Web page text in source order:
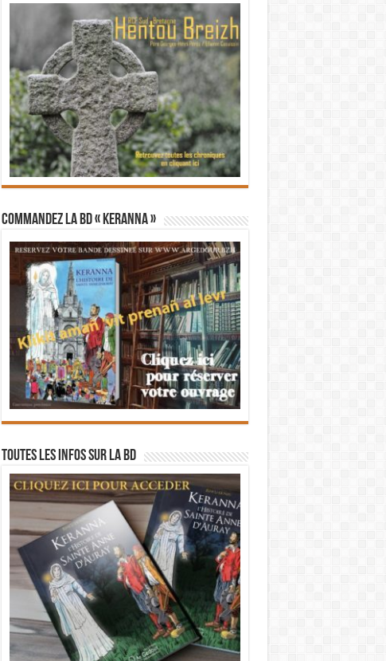
Commandez la BD « Keranna »
Toutes les infos sur la BD